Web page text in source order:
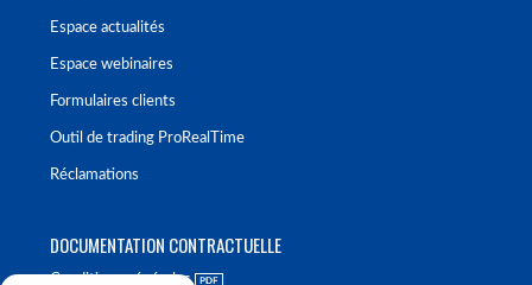
Espace actualités
Espace webinaires
Formulaires clients
Outil de trading ProRealTime
Réclamations
DOCUMENTATION CONTRACTUELLE
Conditions générales